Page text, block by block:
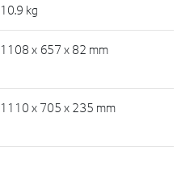
10.9 kg
1108 x 657 x 82 mm
1110 x 705 x 235 mm